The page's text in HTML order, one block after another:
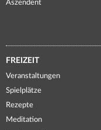
Aszendent
FREIZEIT
Veranstaltungen
Spielplätze
Rezepte
Meditation